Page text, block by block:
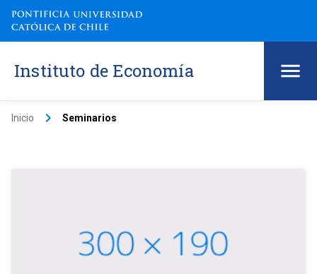
Instituto de Economía
Inicio keyboard_arrow_right Seminarios